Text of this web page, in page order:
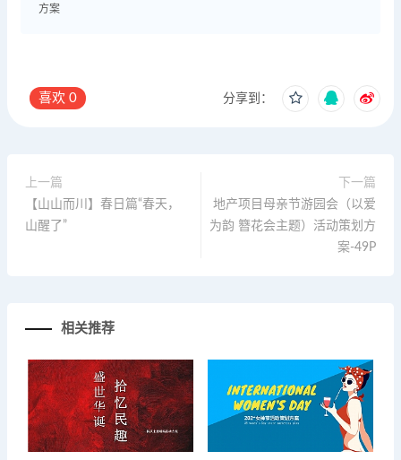
方案
喜欢 0 分享到：
上一篇
【山山而川】春日篇“春天，
山醒了”
下一篇
地产项目母亲节游园会（以爱
为韵 簪花会主题）活动策划方
案-49P
相关推荐